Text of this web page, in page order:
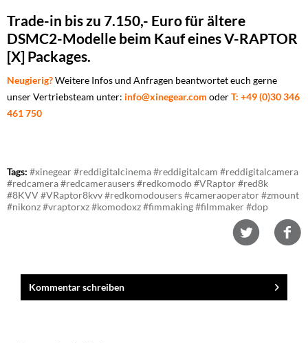
Trade-in bis zu 7.150,- Euro für ältere
DSMC2-Modelle beim Kauf eines V-RAPTOR
[X] Packages.
Neugierig?Weitere Infos und Anfragen beantwortet euch gerne
unser Vertriebsteam unter: info@xinegear.com oderT: +49 (0)30 346
461 750
Tags: #xinegear #reddigitalcinema #reddigitalcam #reddigitalcamera
#redcamera #redcamerausers #redkomodo #VRaptor #red8k
#8KVV #VRaptor8kvv #redkomodousers #cameraoperator #zmount
#nikonz #vraptorxz #komodoxz #fimmaking #filmmaker #dop
Kommentar schreiben